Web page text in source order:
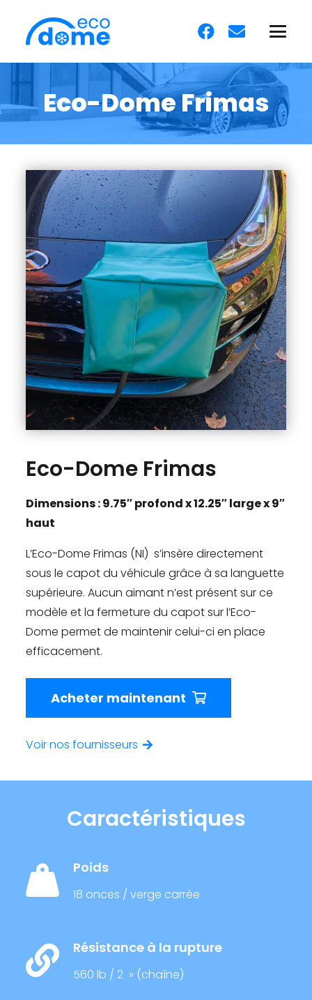
Eco-Dome Frimas
Eco-Dome Frimas
Dimensions : 9.75″ profond x 12.25″ large x 9″
haut
L’Eco-Dome Frimas (NI) s’insère directement
sous le capot du véhicule grâce à sa languette
supérieure. Aucun aimant n’est présent sur ce
modèle et la fermeture du capot sur l’Eco-
Dome permet de maintenir celui-ci en place
efficacement.
Acheter maintenant
Voir nos fournisseurs
Caractéristiques
Poids
18 onces / verge carrée
Résistance à la rupture
560 lb / 2 » (chaîne)